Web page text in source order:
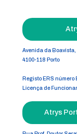
Avenida da Boavista,
4100-118 Porto
Registo ERS número
Licença de
Atrys